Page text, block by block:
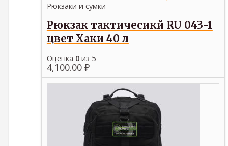
Рюкзаки и сумки
Рюкзак тактичесикй RU 043-1
цвет Хаки 40 л
Оценка 0из 5
4,100.00 ₽